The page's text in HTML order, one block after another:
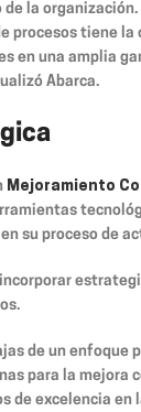
la
procesos tiene la
en una amplia
Abarca.
Mejoramiento
su proceso de
de un enfoque
para la mejora
de excelencia en